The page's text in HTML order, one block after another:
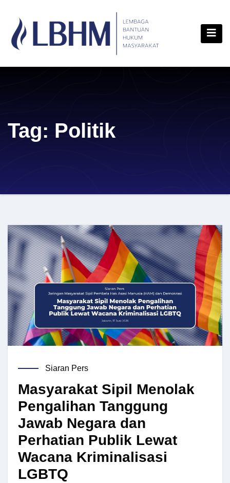
content
Tag: Politik
Siaran Pers
Masyarakat Sipil Menolak
Pengalihan Tanggung
Jawab Negara dan
Perhatian Publik Lewat
Wacana Kriminalisasi
LGBTQ